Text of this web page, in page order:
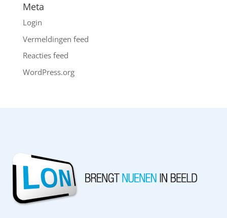
Meta
Login
Vermeldingen feed
Reacties feed
WordPress.org